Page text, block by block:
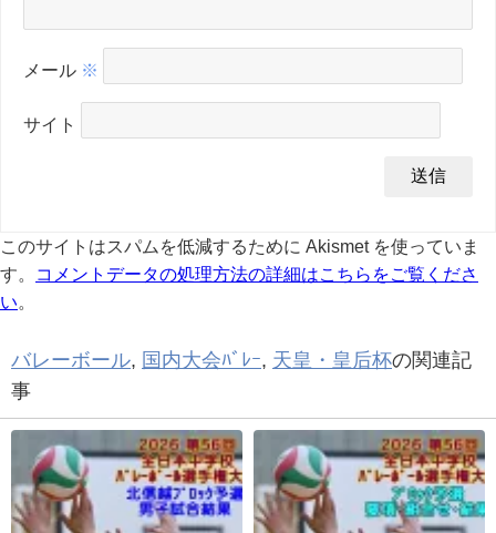
メール ※
サイト
このサイトはスパムを低減するために Akismet を使っていま
す。
コメントデータの処理方法の詳細はこちらをご覧くださ
い
バレーボール, 国内大会ﾊﾞﾚｰ, 天皇・皇后杯の関連記
事